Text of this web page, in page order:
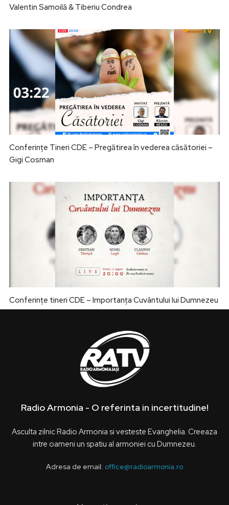
Valentin Samoilă & Tiberiu Condrea
Conferințe Tineri CDE – Pregătirea în vederea căsătoriei –
Gigi Cosman
Conferințe tineri CDE – Importanța Cuvântului lui Dumnezeu
Radio Armonia - O referinta in incertitudine!
Asculta zilnic Radio Armonia si vesteste Evanghelia. Creeaza
intre oameni un spatiu al armoniei cu Dumnezeu.
Adresa de email: office@radioarmonia.ro